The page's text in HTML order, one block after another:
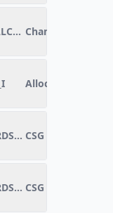
Champ pour le
Allocations
CSG non
CSG non